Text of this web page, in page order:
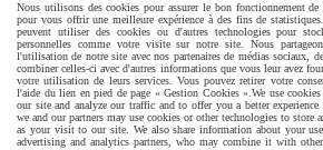
Nous utilisons des cookies pour assurer le bon fonctionnement
pour vous offrir une meilleure expérience à des fins de
peuvent utiliser des cookies ou d'autres technologies pour
personnelles comme votre visite sur notre site. Nous
l'utilisation de notre site avec nos partenaires de médias sociaux,
combiner celles-ci avec d'autres informations que vous leur avez
votre utilisation de leurs services. Vous pouvez retirer votre
l'aide du lien en pied de page « Gestion Cookies ». We use
our site and analyze our traffic and to offer you a better
we and our partners may use cookies or other technologies to store
as your visit to our site. We also share information about your
advertising and analytics partners, who may combine it with